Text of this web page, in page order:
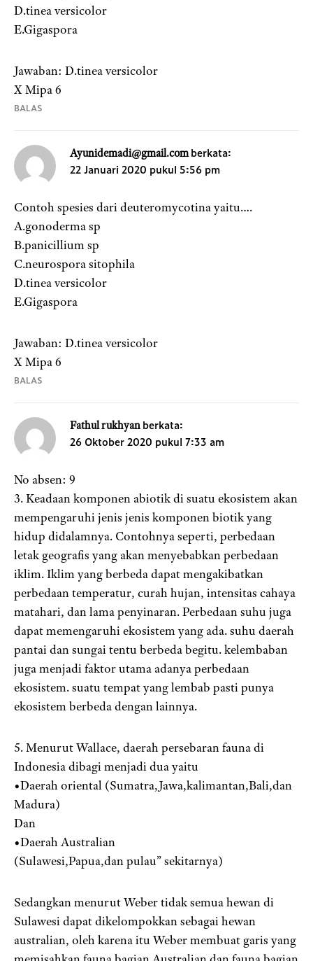
D.tinea versicolor
E.Gigaspora
Jawaban: D.tinea versicolor
X Mipa 6
BALAS
Ayunidemadi@gmail.com berkata:
22 Januari 2020 pukul 5:56 pm
Contoh spesies dari deuteromycotina yaitu….
A.gonoderma sp
B.panicillium sp
C.neurospora sitophila
D.tinea versicolor
E.Gigaspora
Jawaban: D.tinea versicolor
X Mipa 6
BALAS
Fathul rukhyan berkata:
26 Oktober 2020 pukul 7:33 am
No absen: 9
3. Keadaan komponen abiotik di suatu ekosistem akan
mempengaruhi jenis jenis komponen biotik yang
hidup didalamnya. Contohnya seperti, perbedaan
letak geografis yang akan menyebabkan perbedaan
iklim. Iklim yang berbeda dapat mengakibatkan
perbedaan temperatur, curah hujan, intensitas cahaya
matahari, dan lama penyinaran. Perbedaan suhu juga
dapat memengaruhi ekosistem yang ada. suhu daerah
pantai dan sungai tentu berbeda begitu. kelembaban
juga menjadi faktor utama adanya perbedaan
ekosistem. suatu tempat yang lembab pasti punya
ekosistem berbeda dengan lainnya.
5. Menurut Wallace, daerah persebaran fauna di
Indonesia dibagi menjadi dua yaitu
•Daerah oriental (Sumatra,Jawa,kalimantan,Bali,dan
Madura)
Dan
•Daerah Australian
(Sulawesi,Papua,dan pulau” sekitarnya)
Sedangkan menurut Weber tidak semua hewan di
Sulawesi dapat dikelompokkan sebagai hewan
australian, oleh karena itu Weber membuat garis yang